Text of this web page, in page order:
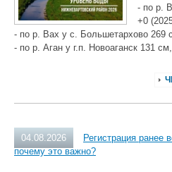
- по р.
+0
- по р. Вах у с. Большетархово 269
- по р. Аган у г.п. Новоаганск 131
04.08.2026
Регистрация ранее
почему это важно?